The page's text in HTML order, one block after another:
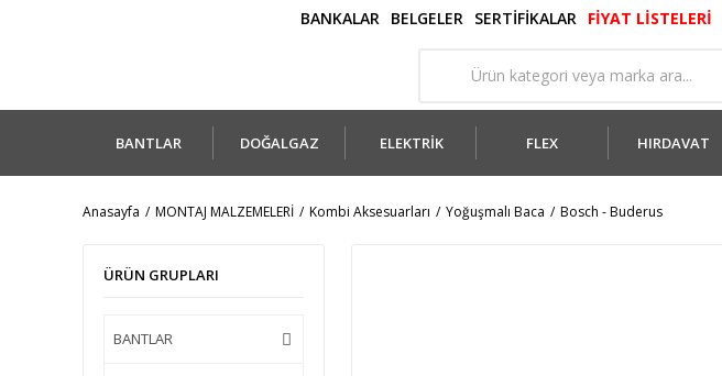
BANKALAR BELGELER SERTİFİKALAR FİYAT LİSTELERİ
BANTLAR DOĞALGAZ ELEKTRİK FLEX HIRDAVAT
Anasayfa MONTAJ MALZEMELERİ Kombi Aksesuarları Yoğuşmalı Baca Bosch - Buderus
ÜRÜN GRUPLARI
BANTLAR